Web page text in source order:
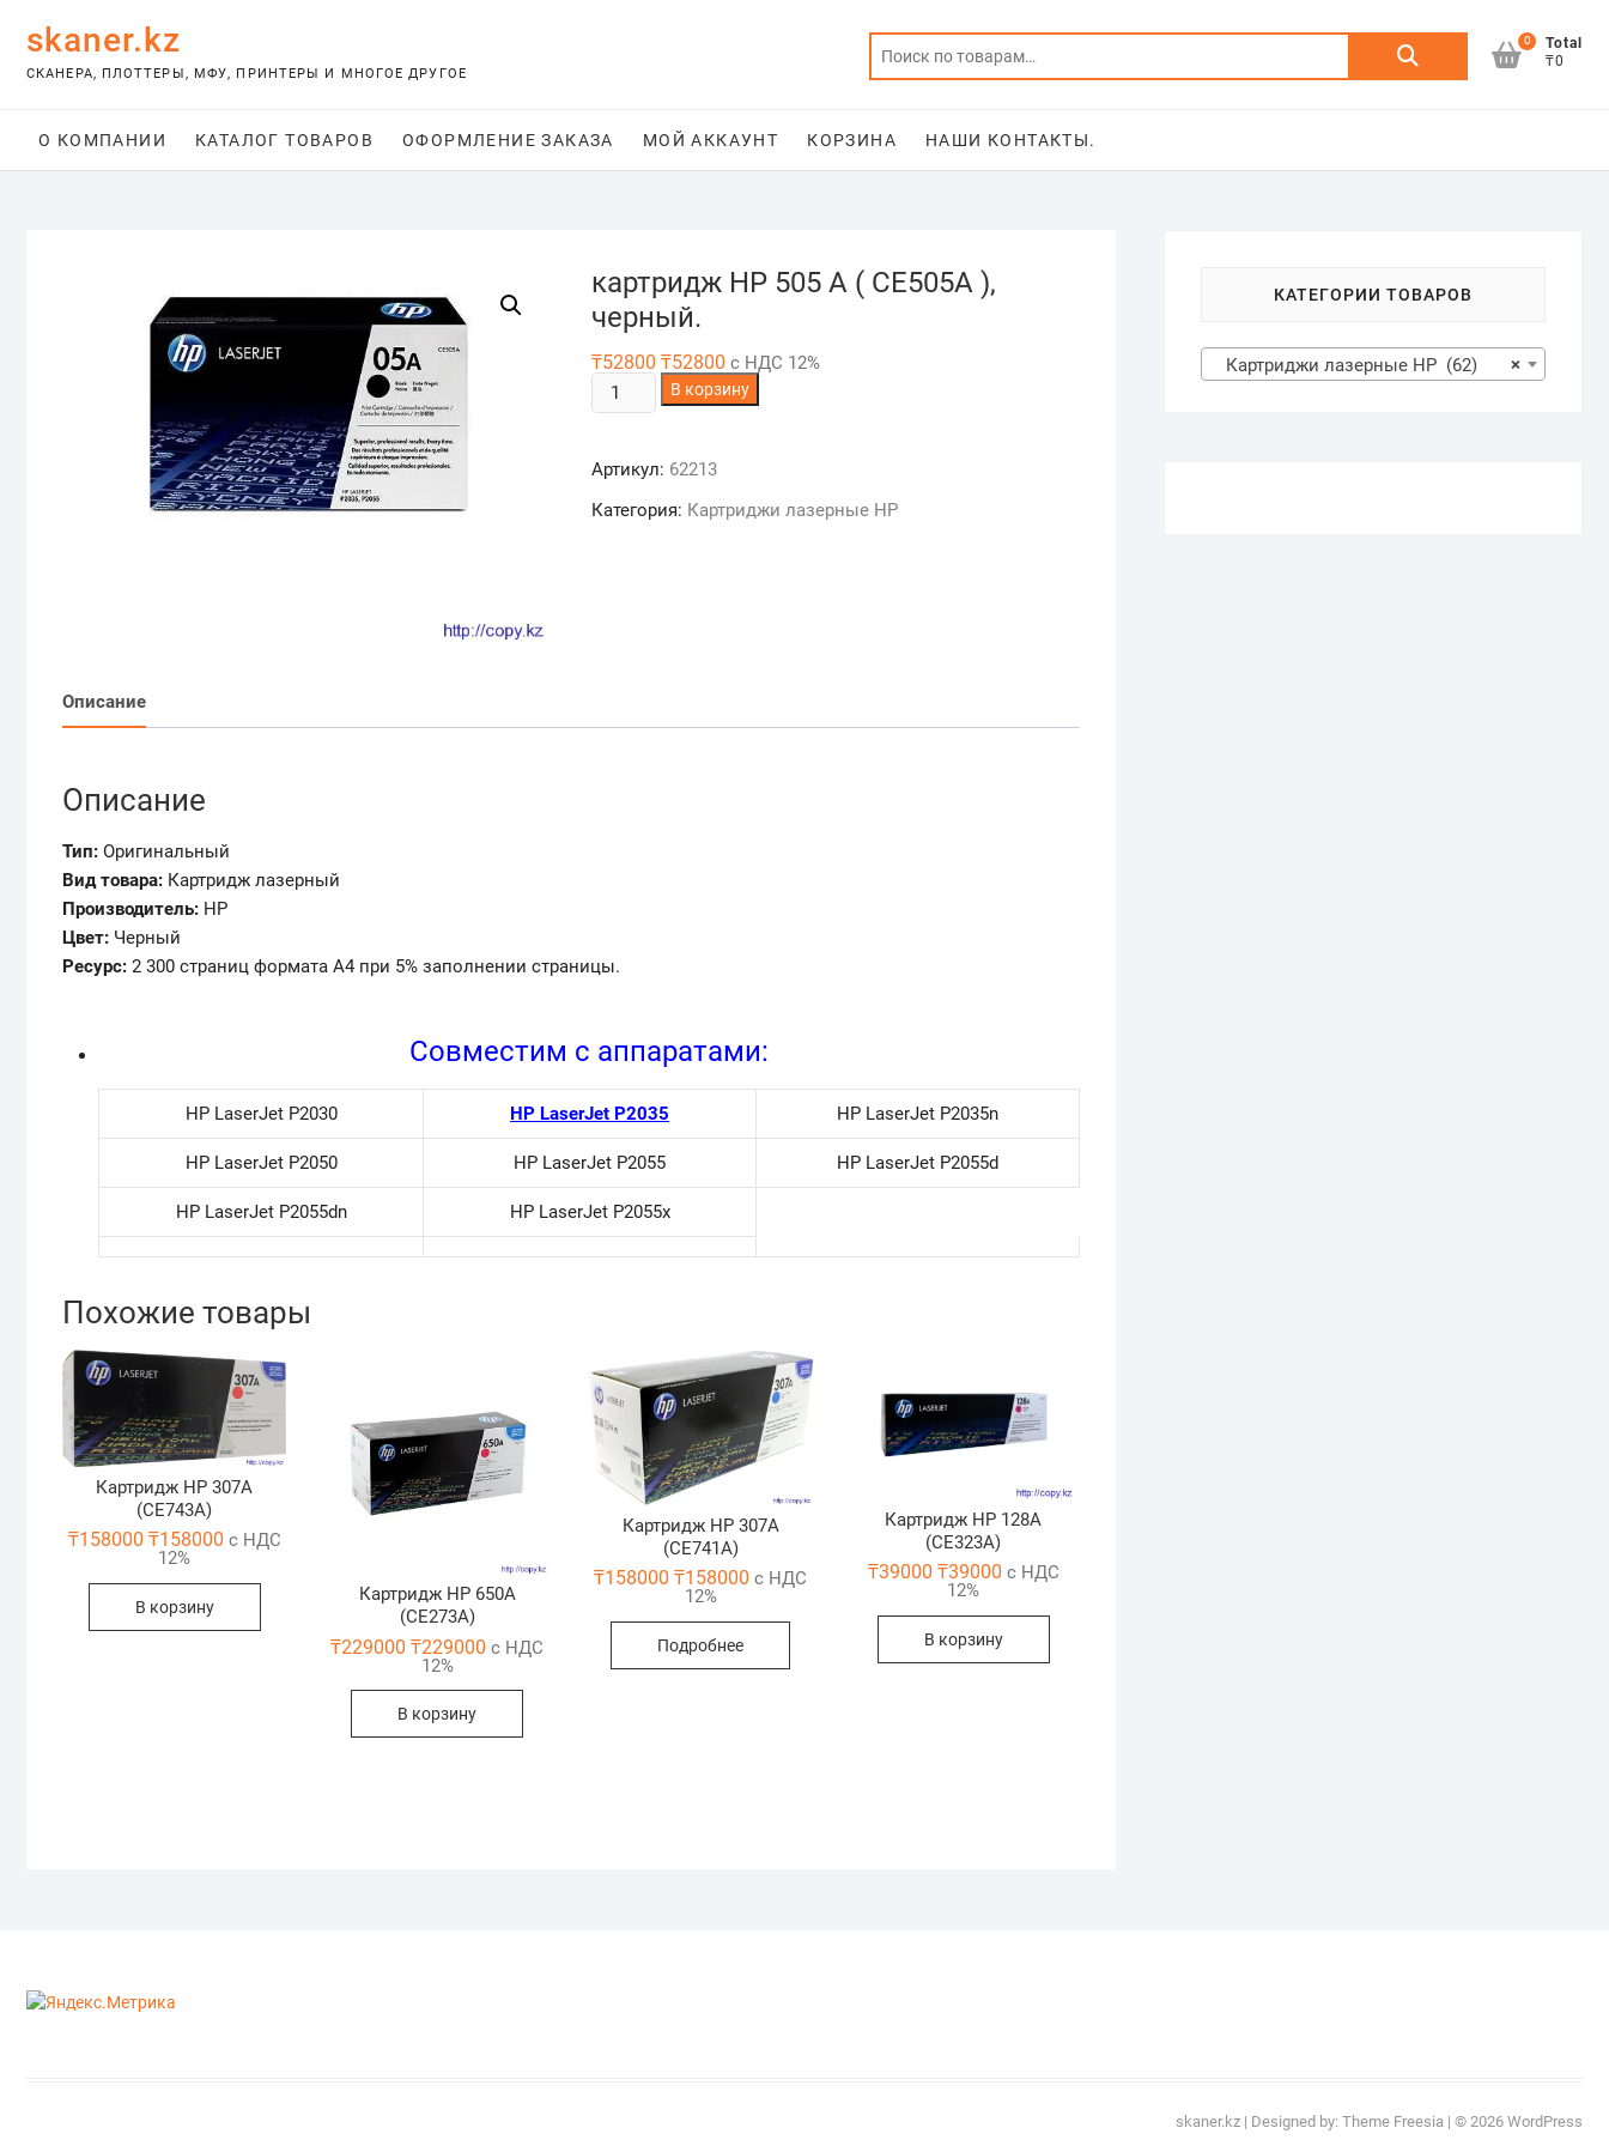
content
skaner.kz
СКАНЕРА, ПЛОТТЕРЫ, МФУ, ПРИНТЕРЫ И МНОГОЕ ДРУГОЕ
Искать: 0
Total
₸0
О КОМПАНИИ КАТАЛОГ ТОВАРОВ ОФОРМЛЕНИЕ ЗАКАЗА МОЙ АККАУНТ КОРЗИНА НАШИ КОНТАКТЫ.
картридж НР 505 A ( CE505A ),
черный.
₸52800 ₸52800 с НДС 12%
Количество
товара
НР
505
В корзину
Артикул: 62213
Категория: Картриджи лазерные HP
Описание
Описание
Тип: Оригинальный
Вид товара: Картридж лазерный
Производитель: HP
Цвет: Черный
Ресурс: 2 300 страниц формата А4 при 5% заполнении страницы.
Совместим с аппаратами:
HP LaserJet P2030 HP LaserJet P2035 HP LaserJet P2035n
HP LaserJet P2050 HP LaserJet P2055 HP LaserJet P2055d
HP LaserJet P2055dn HP LaserJet P2055x
Похожие товары
Картридж HP 307A
(CE743A)
₸158000 ₸158000 с НДС
12%
В корзину
Картридж HP 650A
(CE273A)
₸229000 ₸229000 с НДС
12%
В корзину
Картридж HP 307A
(CE741A)
₸158000 ₸158000 с НДС
12%
Подробнее
Картридж HP 128A
(CE323A)
₸39000 ₸39000 с НДС
12%
В корзину
КАТЕГОРИИ ТОВАРОВ
×
Картриджи лазерные HP (62)
skaner.kz | Designed by: Theme Freesia | © 2026 WordPress